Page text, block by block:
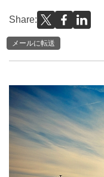
Share:
メールに転送